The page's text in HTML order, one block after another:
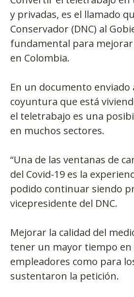
y privadas, es el llamado
Conservador (DNC) al
fundamental para mejorar
en Colombia.
En un documento enviado
coyuntura que está
el teletrabajo es una
en muchos sectores.
“Una de las ventanas de
del Covid-19 es la
podido continuar siendo
vicepresidente del DNC.
Mejorar la calidad del
tener un mayor tiempo
empleadores como para
sustentaron la petición.